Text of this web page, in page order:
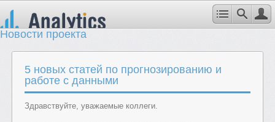
Новости проекта
5 новых статей по прогнозированию и
работе с данными
Здравствуйте, уважаемые коллеги.